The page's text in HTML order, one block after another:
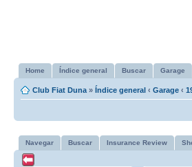
Home Índice general Buscar Garage
Club Fiat Duna » Índice general ‹ Garage ‹
Navegar Buscar Insurance Review